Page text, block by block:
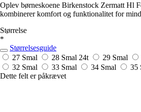
Oplev børneskoene Birkenstock Zermatt Hl
kombinerer komfort og funktionalitet for
Størrelse
*
Størrelsesguide
27 Smal
28 Smal 24t 29 Smal
32 Smal
33 Smal 34 Smal
35
Dette felt er påkrævet